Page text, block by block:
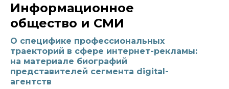
Информационное
общество и СМИ
О специфике профессиональных
траекторий в сфере интернет-рекламы:
на материале биографий
представителей сегмента digital-
агентств